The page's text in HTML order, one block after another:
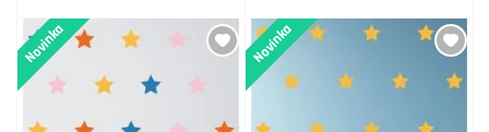
Novinka Novinka